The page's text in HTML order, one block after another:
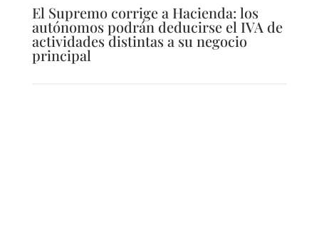
El Supremo corrige a Hacienda: los
autónomos podrán deducirse el IVA de
actividades distintas a su negocio
principal